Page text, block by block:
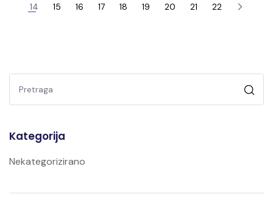
14
15 16 17 18 19 20 21 22
Kategorija
Nekategorizirano